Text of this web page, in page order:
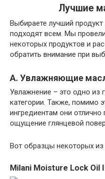
Лучшие
Выбираете лучший
подходят всем. Мы
некоторых продуктов и
обратить внимание при
А. Увлажняющие
Увлажнение – это одно из
категории. Также, помимо
ингредиентам они
ощущение глянцевой
Вот образцы некоторых
Milani Moisture Lock Oil